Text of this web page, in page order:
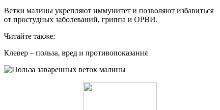
Ветки малины укрепляют иммунитет и позволяют избавиться
от простудных заболеваний, гриппа и ОРВИ.
Читайте также:
Клевер – польза, вред и противопоказания